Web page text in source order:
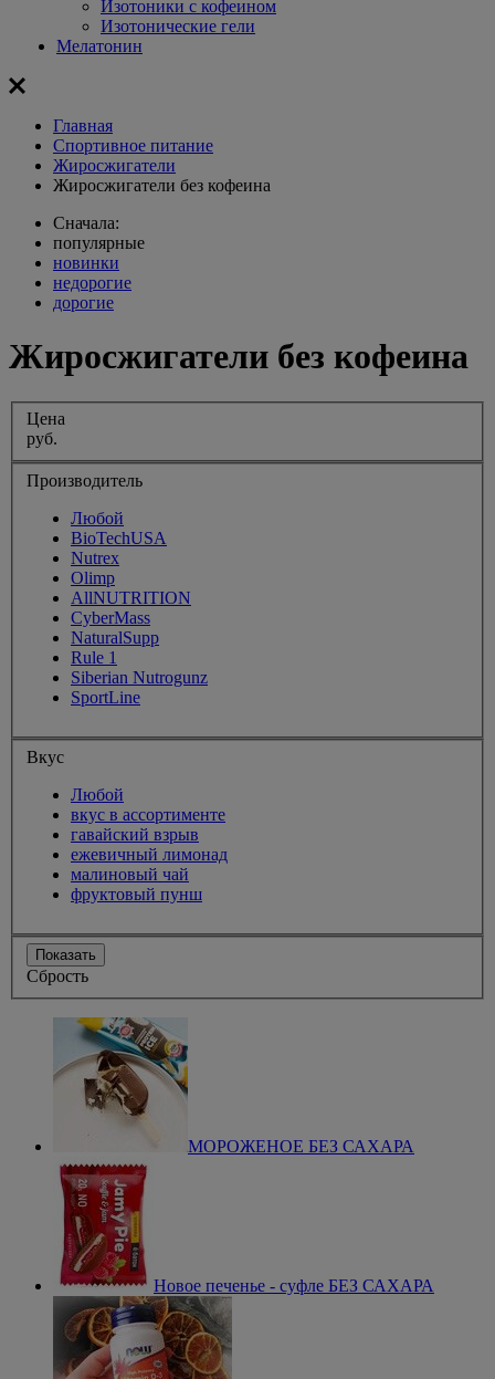
Изотоники с кофеином
Изотонические гели
Мелатонин
Главная
Спортивное питание
Жиросжигатели
Жиросжигатели без кофеина
Сначала:
популярные
новинки
недорогие
дорогие
Жиросжигатели без кофеина
Цена
руб.
Производитель
Любой
BioTechUSA
Nutrex
Olimp
AllNUTRITION
CyberMass
NaturalSupp
Rule 1
Siberian Nutrogunz
SportLine
Вкус
Любой
вкус в ассортименте
гавайский взрыв
ежевичный лимонад
малиновый чай
фруктовый пунш
Показать
Сбрость
МОРОЖЕНОЕ БЕЗ САХАРА
Новое печенье - суфле БЕЗ САХАРА